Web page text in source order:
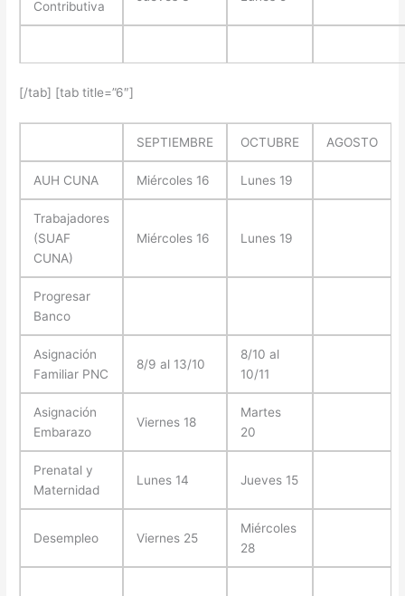
Contributiva
[/tab] [tab title=”6″]
SEPTIEMBRE OCTUBRE AGOSTO
AUH CUNA Miércoles 16 Lunes 19
Trabajadores
(SUAF
CUNA)
Miércoles 16 Lunes 19
Progresar
Banco
Asignación
Familiar PNC
8/9 al 13/10
8/10 al
10/11
Asignación
Embarazo
Viernes 18
Martes
20
Prenatal y
Maternidad
Lunes 14 Jueves 15
Desempleo Viernes 25
Miércoles
28